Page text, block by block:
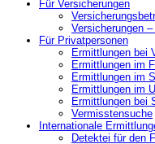
Für Versicherungen
Versicherungen
Für Privatpersonen
Ermittlungen bei
Ermittlungen im
Ermittlungen im
Ermittlungen im
Ermittlungen bei
Vermisstensuche
Internationale
Detektei für den